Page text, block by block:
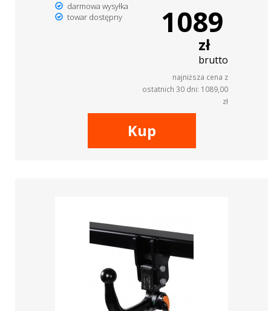
darmowa wysyłka
towar dostępny
1089
zł
brutto
najniższa cena z
ostatnich 30 dni: 1089,00
zł
Kup